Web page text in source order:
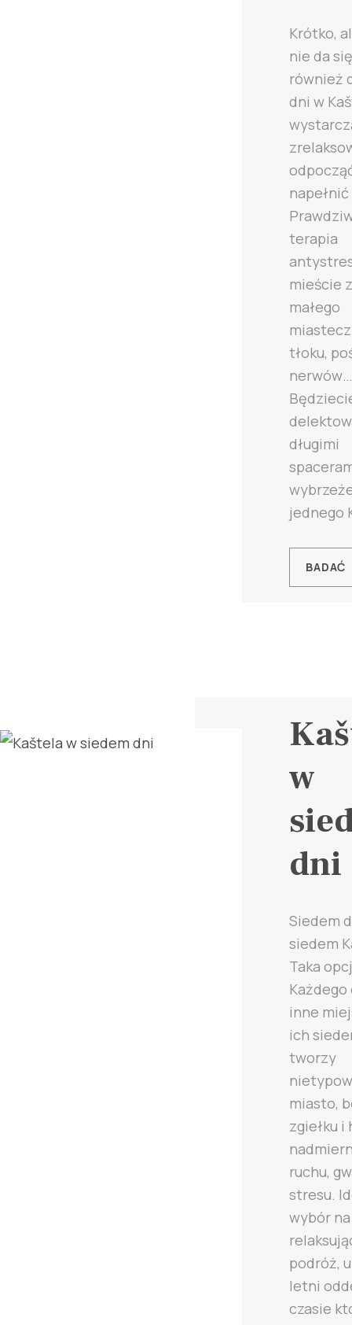
Krótko,
nie da
również
dni w
terapia
mieście
małego
tłoku,
nerwów…
długimi
jednego
BADAĆ
w
dni
Siedem
siedem
Taka
Każdego
inne
ich
tworzy
miasto,
zgiełku i
ruchu,
stresu.
wybór na
podróż,
letni
czasie